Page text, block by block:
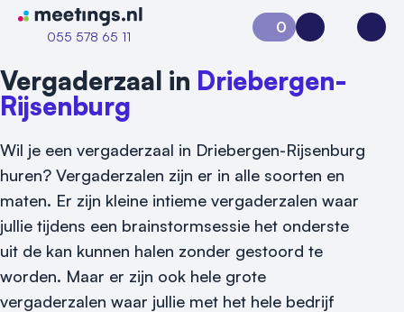
Naar home van Meetings
055 578 65 11
Vraag locatie aan
Locatiegids
0
Aanvraag 0Inloggen
Vergaderzaal in Driebergen-
Rijsenburg
Wil je een vergaderzaal in Driebergen-Rijsenburg
huren? Vergaderzalen zijn er in alle soorten en
maten. Er zijn kleine intieme vergaderzalen waar
jullie tijdens een brainstormsessie het onderste
uit de kan kunnen halen zonder gestoord te
worden. Maar er zijn ook hele grote
vergaderzalen waar jullie met het hele bedrijf